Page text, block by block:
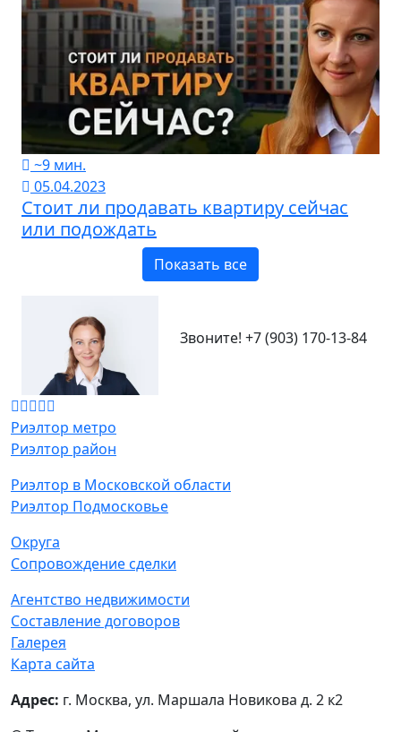
~9 мин.
05.04.2023
Стоит ли продавать квартиру сейчас
или подождать
Показать все
Звоните! +7 (903) 170-13-84
Риэлтор метро
Риэлтор район
Риэлтор в Московской области
Риэлтор Подмосковье
Округа
Сопровождение сделки
Агентство недвижимости
Составление договоров
Галерея
Карта сайта
Адрес: г. Москва, ул. Маршала Новикова д. 2 к2